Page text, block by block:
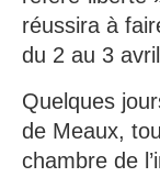
réussira à
du 2 au 3
Quelques
de Meaux,
chambre de